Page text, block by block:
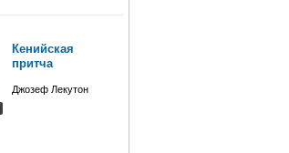
Кенийская
притча
Джозеф Лекутон